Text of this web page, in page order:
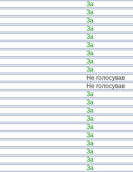
За
За
За
За
За
За
За
За
За
Не голосував
Не голосував
За
За
За
За
За
За
За
За
За
За